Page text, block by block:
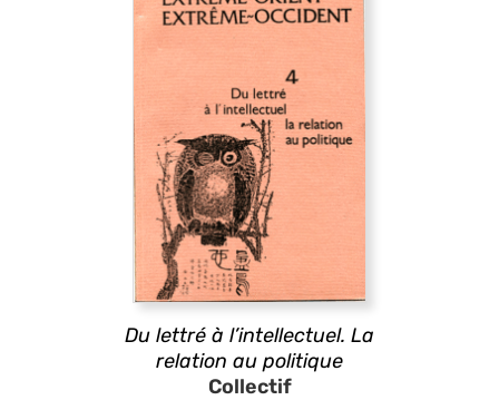
Du lettré à l’intellectuel. La
relation au politique
Collectif